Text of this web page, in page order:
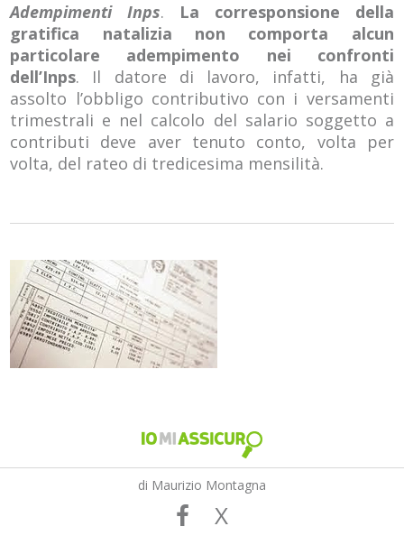
Adempimenti Inps. La corresponsione della
gratifica natalizia non comporta alcun
particolare adempimento nei confronti
dell’Inps. Il datore di lavoro, infatti, ha già
assolto l’obbligo contributivo con i versamenti
trimestrali e nel calcolo del salario soggetto a
contributi deve aver tenuto conto, volta per
volta, del rateo di tredicesima mensilità.
di Maurizio Montagna
X